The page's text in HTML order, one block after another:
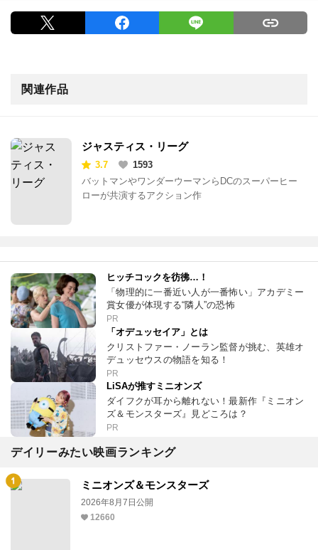
関連作品
ジャスティス・リーグ
3.7
1593
バットマンやワンダーウーマンらDCのスーパーヒー
ローが共演するアクション作
ヒッチコックを彷彿…！
「物理的に一番近い人が一番怖い」アカデミー
賞女優が体現する“隣人”の恐怖
PR
「オデュッセイア」とは
クリストファー・ノーラン監督が挑む、英雄オ
デュッセウスの物語を知る！
PR
LiSAが推すミニオンズ
ダイフクが耳から離れない！最新作『ミニオン
ズ＆モンスターズ』見どころは？
PR
デイリーみたい映画ランキング
ミニオンズ＆モンスターズ
2026年8月7日公開
12660